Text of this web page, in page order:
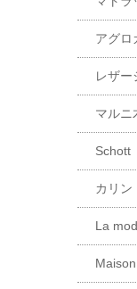
アグロ
レザー
マルニ
Schott
カリン
La